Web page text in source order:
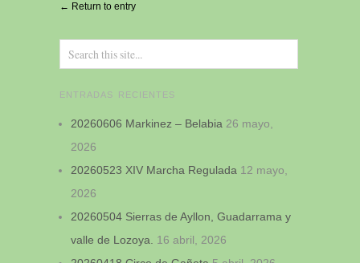
Alternative:
← Return to entry
ENTRADAS RECIENTES
20260606 Markinez – Belabia 26 mayo,
2026
20260523 XIV Marcha Regulada 12 mayo,
2026
20260504 Sierras de Ayllon, Guadarrama y
valle de Lozoya.
16 abril, 2026